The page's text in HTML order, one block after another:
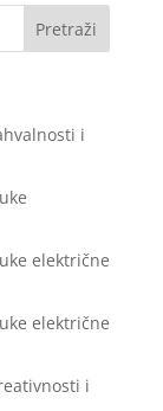
i
električne
električne
i